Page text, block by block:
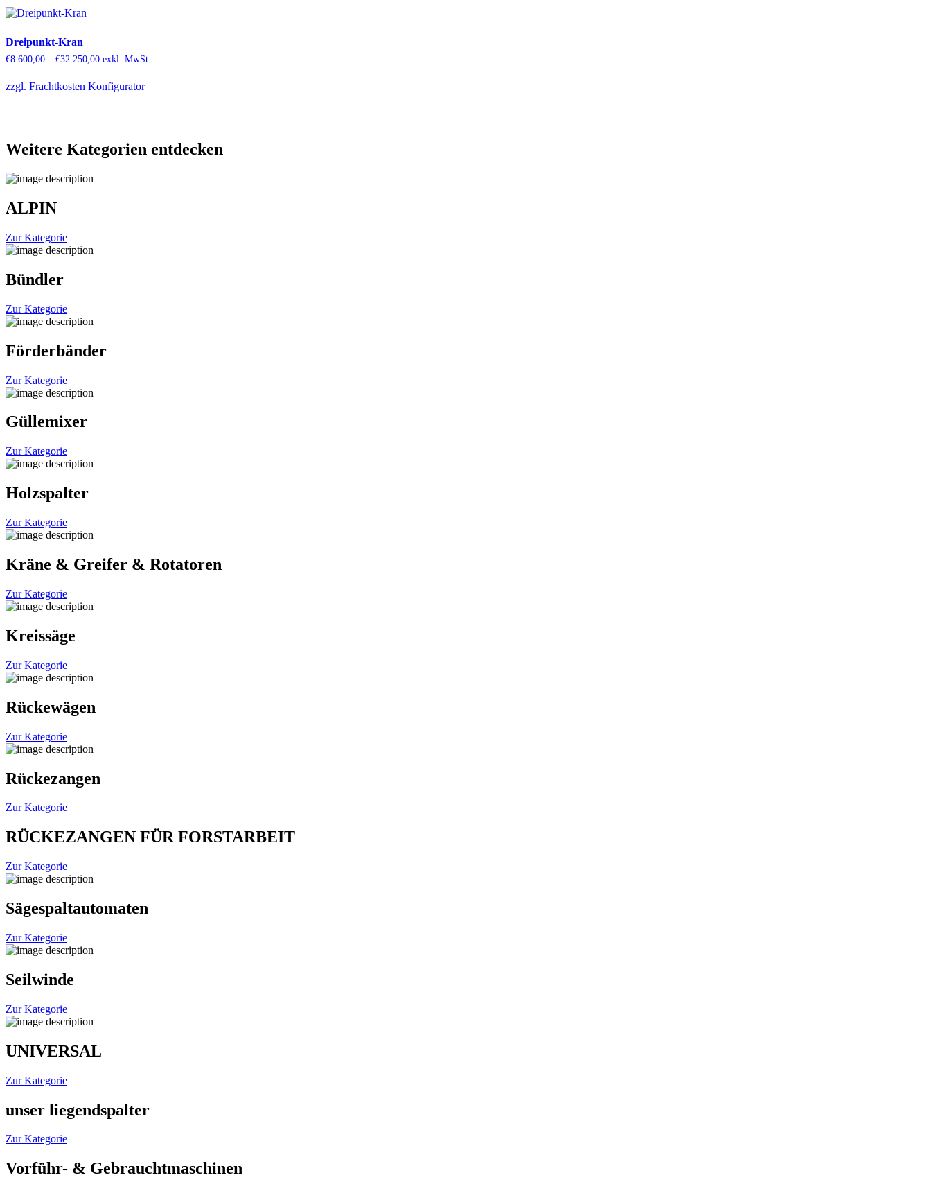
Dreipunkt-Kran
€8.600,00 – €32.250,00Preisspanne:
bis
€32.250,00
exkl. MwSt
zzgl. Frachtkosten KonfiguratorProdukt
Die
Weitere Kategorien entdecken
ALPIN
Zur Kategorie
Bündler
Zur Kategorie
Förderbänder
Zur Kategorie
Güllemixer
Zur Kategorie
Holzspalter
Zur Kategorie
Kräne & Greifer & Rotatoren
Zur Kategorie
Kreissäge
Zur Kategorie
Rückewägen
Zur Kategorie
Rückezangen
Zur Kategorie
RÜCKEZANGEN FÜR FORSTARBEIT
Zur Kategorie
Sägespaltautomaten
Zur Kategorie
Seilwinde
Zur Kategorie
UNIVERSAL
Zur Kategorie
unser liegendspalter
Zur Kategorie
Vorführ- & Gebrauchtmaschinen